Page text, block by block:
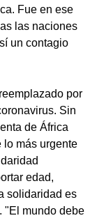
Fue en ese
las naciones
un contagio
por
Sin
de África
lo más urgente
edad,
solidaridad es
"El mundo debe